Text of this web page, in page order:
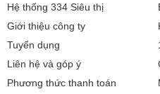
Số người sử dụng:
Chất liệu lồng giặt:
Hệ thống 334 Siêu thị
Giới thiệu công ty
Tuyển dụng
Liên hệ và góp ý
Phương thức thanh toán